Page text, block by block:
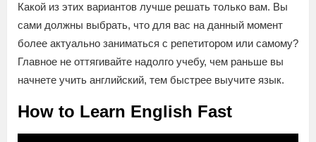
Какой из этих вариантов лучше решать только вам. Вы
сами должны выбрать, что для вас на данный момент
более актуально заниматься с репетитором или самому?
Главное не оттягивайте надолго учебу, чем раньше вы
начнете учить английский, тем быстрее выучите язык.
How to Learn English Fast